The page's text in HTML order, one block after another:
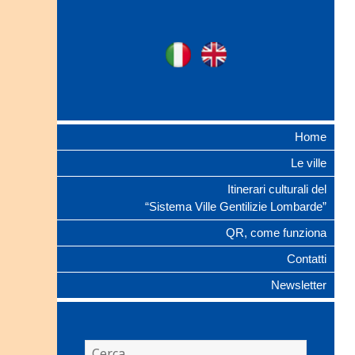
Ville Gentilizie
Ita
Home
Le ville
Itinerari culturali del
“Sistema Ville Gentilizie Lombarde”
QR, come funziona
Contatti
Newsletter
Ricerca